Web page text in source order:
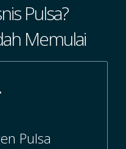
Pulsa?
Memulai
Pulsa